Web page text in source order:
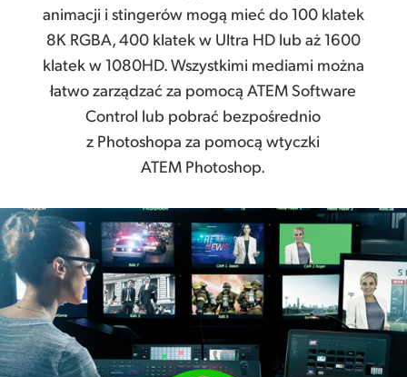
animacji i stingerów mogą mieć do 100 klatek
8K RGBA, 400 klatek w Ultra HD lub aż 1600
klatek w 1080HD. Wszystkimi mediami można
łatwo zarządzać za pomocą ATEM Software
Control lub pobrać bezpośrednio
z Photoshopa za pomocą wtyczki
ATEM Photoshop.